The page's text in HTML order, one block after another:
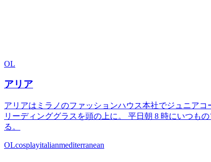
OL
アリア
アリアはミラノのファッションハウス本社でジュニア
リーディンググラスを頭の上に。 平日朝 8 時にいつも
る。
OLcosplayitalianmediterranean